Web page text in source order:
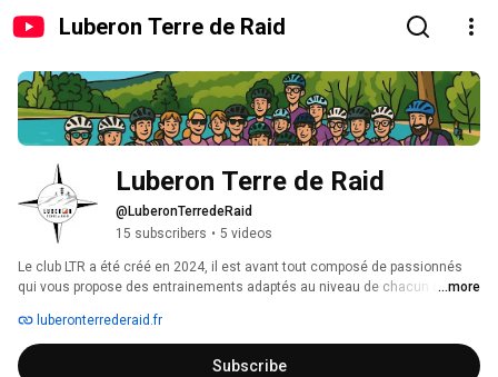
Luberon Terre de Raid
Luberon Terre de Raid
@LuberonTerredeRaid
15 subscribers • 5 videos
Le club LTR a été créé en 2024, il est avant tout composé de passionnés
qui vous propose des entrainements adaptés au niveau de chacun dans le
l'aventure grandeur nature avec nous !
...more
luberonterrederaid.fr
Subscribe